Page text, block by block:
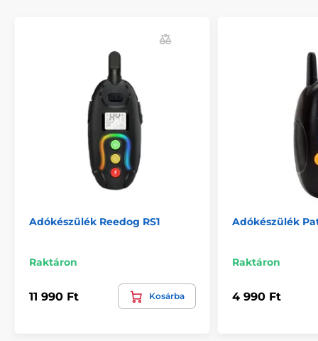
nyakörvekhez
Num´Axes
Adókészülék Reedog RS1
Raktáron
11 990 Ft Kosárba
Adókészülék
Raktáron
4 990 Ft